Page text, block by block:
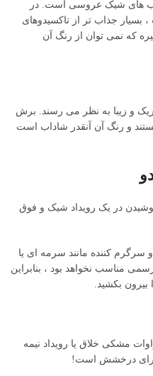
های شیک عروسی است. در
بسیار جذاب تر از تاکسیدوهای
که نمی توان از رنگ آن
و زیبا به نظر می رسند. برش
و رنگ آن آنقدر شاداب است
در یک رویداد شیک و فوق
کننده مانند سرمه ای یا
مناسب نخواهد بود ، بنابراین
بکشید.
مشکی خلاق یا رویداد نیمه
برای درخشش است!